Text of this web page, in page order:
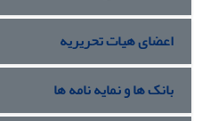
اعضای هیات تحریریه
بانک ها و نمایه نامه ها